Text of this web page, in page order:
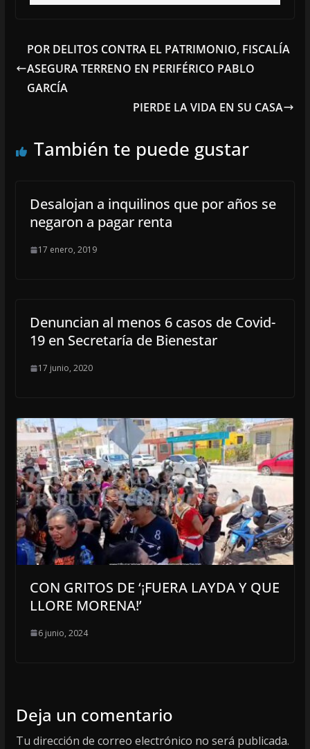
POR DELITOS CONTRA EL PATRIMONIO, FISCALÍA
ASEGURA TERRENO EN PERIFÉRICO PABLO
GARCÍA
PIERDE LA VIDA EN SU CASA
También te puede gustar
Desalojan a inquilinos que por años se
negaron a pagar renta
17 enero, 2019
Denuncian al menos 6 casos de Covid-
19 en Secretaría de Bienestar
17 junio, 2020
CON GRITOS DE ‘¡FUERA LAYDA Y QUE
LLORE MORENA!’
6 junio, 2024
Deja un comentario
Tu dirección de correo electrónico no será publicada.